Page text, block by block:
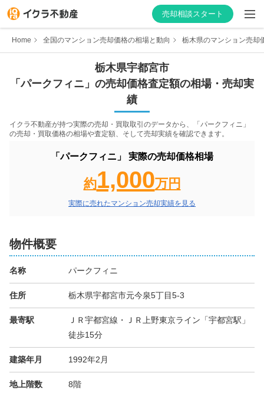
売却相談スタート
はじめての方へ
不動産会社を探す
お家の売却を学ぶ
不動産会社向け情報
Home 全国のマンション売却価格の相場と動向 栃木県のマンション売却
栃木県宇都宮市
「パークフィニ 」の売却価格査定額の相場・売却実
績
イクラ不動産が持つ実際の売却・買取取引のデータから、「 パークフィニ 」
の売却・買取価格の相場や査定額、そして売却実績を確認できます。
「パークフィニ 」 実際の売却価格相場
約1,000万円
実際に売れたマンション売却実績を見る
物件概要
名称 パークフィニ
住所 栃木県宇都宮市元今泉5丁目5-3
最寄駅
ＪＲ宇都宮線・ＪＲ上野東京ライン「宇都宮駅」
徒歩15分
建築年月 1992年2月
地上階数 8階